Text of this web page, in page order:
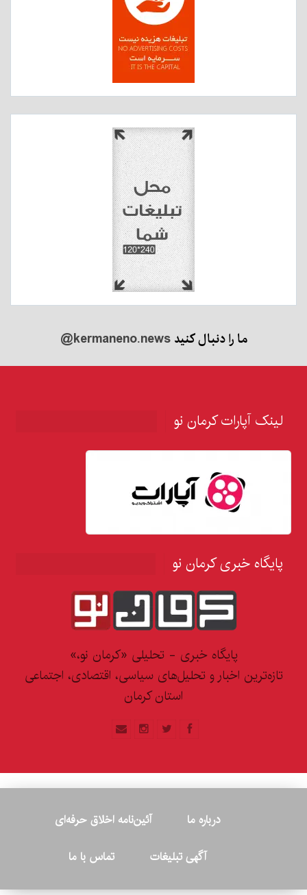
ما را دنبال کنید@kermaneno.news
لینک آپارات کرمان نو
پایگاه خبری کرمان نو
پایگاه خبری - تحلیلی «کرمان نو،»
تازه‌ترین اخبار و تحلیل‌های سیاسی، اقتصادی، اجتماعی
استان کرمان
درباره ما
آئین‌نامه اخلاق حرفه‌ای
آگهی تبلیغات
تماس با ما